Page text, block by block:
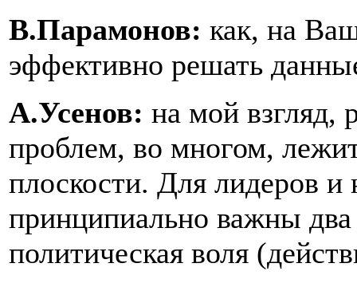
В.Парамонов: как, на
эффективно решать
А.Усенов: на мой взгляд,
проблем, во многом,
плоскости. Для лидеров
принципиально важны
политическая воля